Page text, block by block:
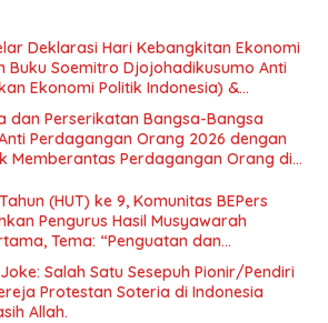
Deklarasi Hari Kebangkitan Ekonomi
Buku Soemitro Djojohadikusumo Anti
Ekonomi Politik Indonesia) &
Undang-Undang Perekonomian
Sosial dalam Menata Bangsa
2045”,
dan Perserikatan Bangsa-Bangsa
Perdagangan Orang 2026 dengan
Memberantas Perdagangan Orang di
(HUT) ke 9, Komunitas BEPers
Pengurus Hasil Musyawarah
Tema: “Penguatan dan
KBI yang Berbasis Riset di seluruh
Salah Satu Sesepuh Pionir/Pendiri
Protestan Soteria di Indonesia
Allah.